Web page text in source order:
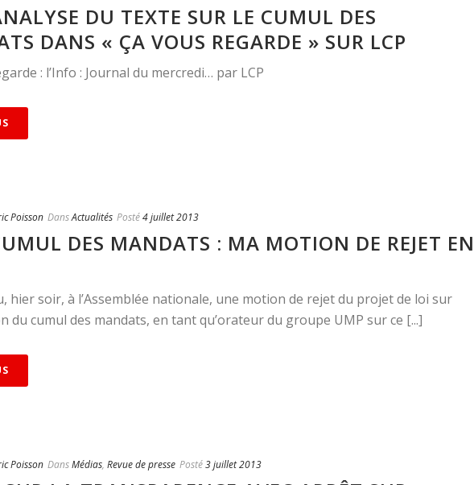
DU TEXTE SUR LE CUMUL DES
DANS « ÇA VOUS REGARDE » SUR LCP
: l’Info : Journal du mercredi… par LCP
Poisson DansActualités Posté4 juillet 2013
DES MANDATS : MA MOTION DE REJET EN
hier soir, à l’Assemblée nationale, une motion de rejet du projet de loi sur
du cumul des mandats, en tant qu’orateur du groupe UMP sur ce [...]
Poisson DansMédias, Revue de presse Posté3 juillet 2013